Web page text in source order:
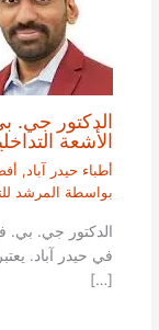
الدكتور جي.
الأشعة
أطباء حيدر آباد,
بواسطة المرشد
الدكتور جي. بي.
في حيدر آباد.
[…]